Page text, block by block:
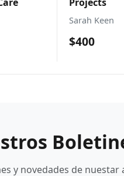
Desde
Mireya
$241
y novedades de nuestar